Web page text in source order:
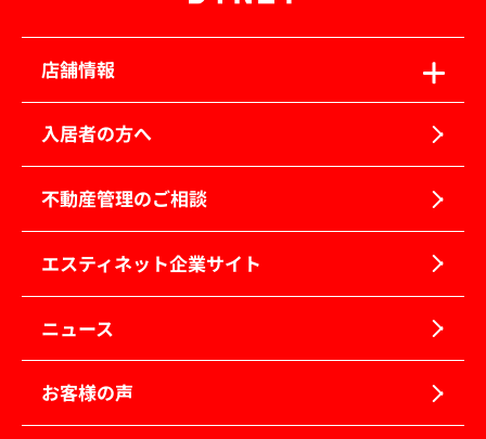
店舗情報
入居者の方へ
不動産管理のご相談
エスティネット企業サイト
ニュース
お客様の声